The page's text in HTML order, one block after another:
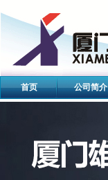
首页 公司简介